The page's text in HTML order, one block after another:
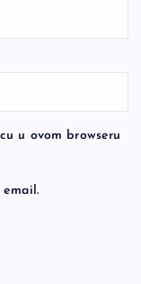
u ovom browseru